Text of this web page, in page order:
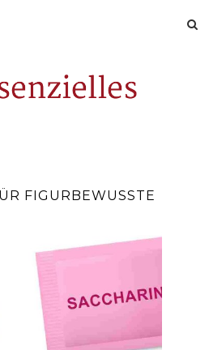
FIGURBEWUSSTE